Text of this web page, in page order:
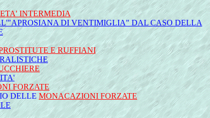
INTERMEDIA
DI VENTIMIGLIA" DAL CASO DELLA
E RUFFIANI
FORZATE
DELLEMONACAZIONI FORZATE